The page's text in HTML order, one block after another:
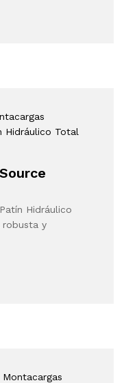
Hidráulico Total
Hidráulico
robusta y
Montacargas